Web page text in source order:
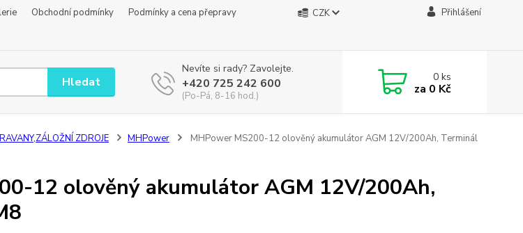
Obchodní podmínky
Podmínky a cena přepravy
CZK Přihlášení
Hledat
Nevíte si rady? Zavolejte.
+420 725 242 600
(Po-Pá, 8-16 hod.)
0ks
za 0 Kč
ZDROJE MHPower
MHPower MS200-12 olověný akumulátor AGM 12V/200Ah, Terminál
12 olověný akumulátor AGM 12V/200Ah,